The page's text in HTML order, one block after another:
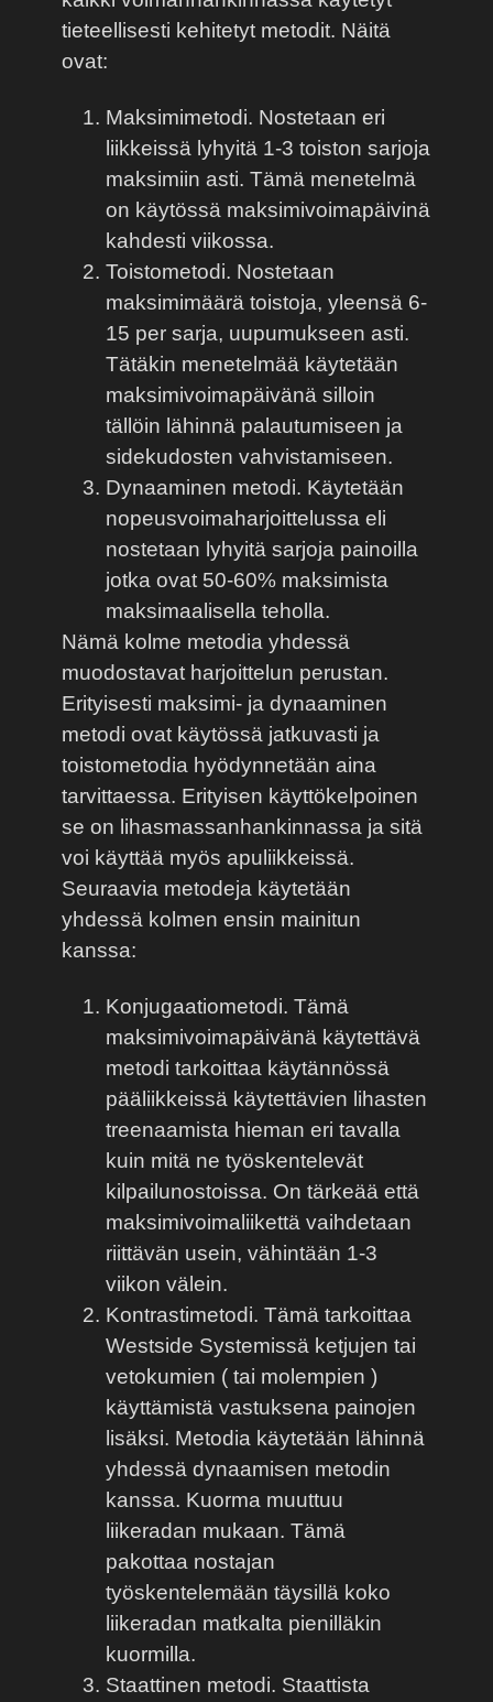
tieteellisesti kehitetyt metodit. Näitä
ovat:
Maksimimetodi. Nostetaan eri
liikkeissä lyhyitä 1-3 toiston sarjoja
maksimiin asti. Tämä menetelmä
on käytössä maksimivoimapäivinä
kahdesti viikossa.
Toistometodi. Nostetaan
maksimimäärä toistoja, yleensä 6-
15 per sarja, uupumukseen asti.
Tätäkin menetelmää käytetään
maksimivoimapäivänä silloin
tällöin lähinnä palautumiseen ja
sidekudosten vahvistamiseen.
Dynaaminen metodi. Käytetään
nopeusvoimaharjoittelussa eli
nostetaan lyhyitä sarjoja painoilla
jotka ovat 50-60% maksimista
maksimaalisella teholla.
Nämä kolme metodia yhdessä
muodostavat harjoittelun perustan.
Erityisesti maksimi- ja dynaaminen
metodi ovat käytössä jatkuvasti ja
toistometodia hyödynnetään aina
tarvittaessa. Erityisen käyttökelpoinen
se on lihasmassanhankinnassa ja sitä
voi käyttää myös apuliikkeissä.
Seuraavia metodeja käytetään
yhdessä kolmen ensin mainitun
kanssa:
Konjugaatiometodi. Tämä
maksimivoimapäivänä käytettävä
metodi tarkoittaa käytännössä
pääliikkeissä käytettävien lihasten
treenaamista hieman eri tavalla
kuin mitä ne työskentelevät
kilpailunostoissa. On tärkeää että
maksimivoimaliikettä vaihdetaan
riittävän usein, vähintään 1-3
viikon välein.
Kontrastimetodi. Tämä tarkoittaa
Westside Systemissä ketjujen tai
vetokumien ( tai molempien )
käyttämistä vastuksena painojen
lisäksi. Metodia käytetään lähinnä
yhdessä dynaamisen metodin
kanssa. Kuorma muuttuu
liikeradan mukaan. Tämä
pakottaa nostajan
työskentelemään täysillä koko
liikeradan matkalta pienilläkin
kuormilla.
Staattinen metodi. Staattista